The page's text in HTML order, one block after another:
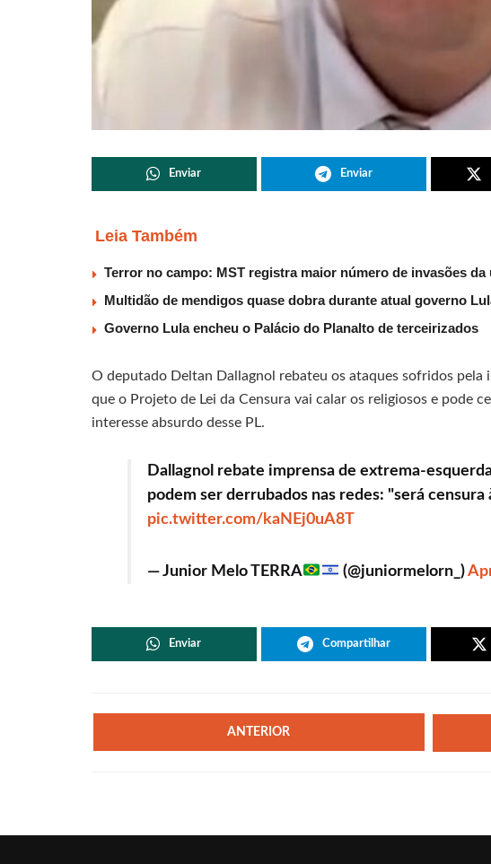
Enviar Enviar
Leia Também
Terror no campo: MST registra maior número de invasões
Multidão de mendigos quase dobra durante atual governo
Governo Lula encheu o Palácio do Planalto de terceirizados
O deputado Deltan Dallagnol rebateu os ataques sofridos pela
que o Projeto de Lei da Censura vai calar os religiosos e pode
interesse absurdo desse PL.
Dallagnol rebate imprensa de extrema-
podem ser derrubados nas redes: "será censura
pic.twitter.com/kaNEj0uA8T
— Junior Melo TERRA (@juniormelorn_)
Enviar Compartilhar
ANTERIOR